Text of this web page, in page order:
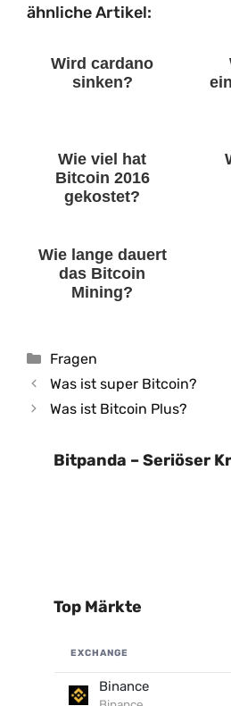
ähnliche Artikel:
Wird cardano
sinken?
Wie viel hat
Bitcoin 2016
gekostet?
Wie lange dauert
das Bitcoin
Mining?
Kategorien
Fragen
Was ist super Bitcoin?
Was ist Bitcoin Plus?
Bitpanda – Seriöser
Top Märkte
EXCHANGE
Binance